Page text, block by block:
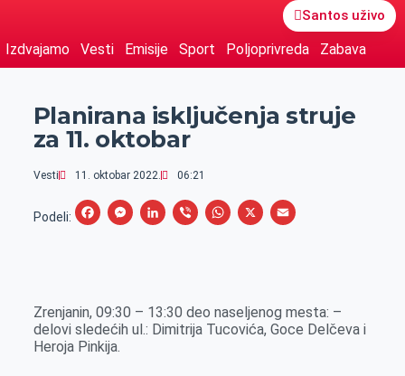
Santos uživo
Izdvajamo Vesti Emisije Sport Poljoprivreda Zabava
Planirana isključenja struje
za 11. oktobar
Vesti 11. oktobar 2022. 06:21
Podeli:
F
b
o
M
e
n
L
e
d
V
r
W
s
A
X
E
l
Zrenjanin, 09:30 – 13:30 deo naseljenog mesta: –
delovi sledećih ul.: Dimitrija Tucovića, Goce Delčeva i
Heroja Pinkija.